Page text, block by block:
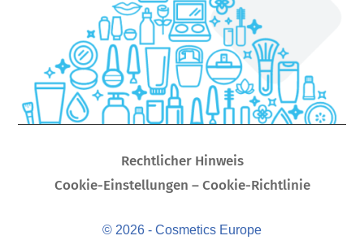
Rechtlicher Hinweis
Cookie-Einstellungen – Cookie-Richtlinie
© 2026 - Cosmetics Europe